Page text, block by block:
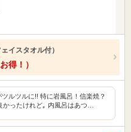
イスタオル付）
得！）
ルツルに!! 特に岩風呂！信楽焼？
ったけれど｡ 内風呂はあつ…